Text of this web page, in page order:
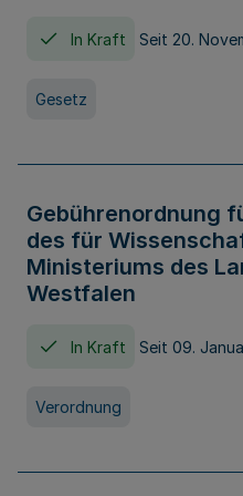
In Kraft Seit 20.
Gesetz
Gebührenordnung
des für
Ministeriums des
Westfalen
In Kraft Seit 09.
Verordnung